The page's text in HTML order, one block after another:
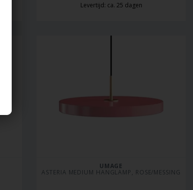
Levertijd: ca. 25 dagen
UMAGE
ASTERIA MEDIUM HANGLAMP, ROSE/MESSING